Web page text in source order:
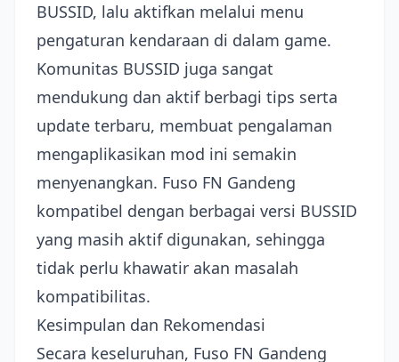
BUSSID, lalu aktifkan melalui menu
pengaturan kendaraan di dalam game.
Komunitas BUSSID juga sangat
mendukung dan aktif berbagi tips serta
update terbaru, membuat pengalaman
mengaplikasikan mod ini semakin
menyenangkan. Fuso FN Gandeng
kompatibel dengan berbagai versi BUSSID
yang masih aktif digunakan, sehingga
tidak perlu khawatir akan masalah
kompatibilitas.
Kesimpulan dan Rekomendasi
Secara keseluruhan, Fuso FN Gandeng